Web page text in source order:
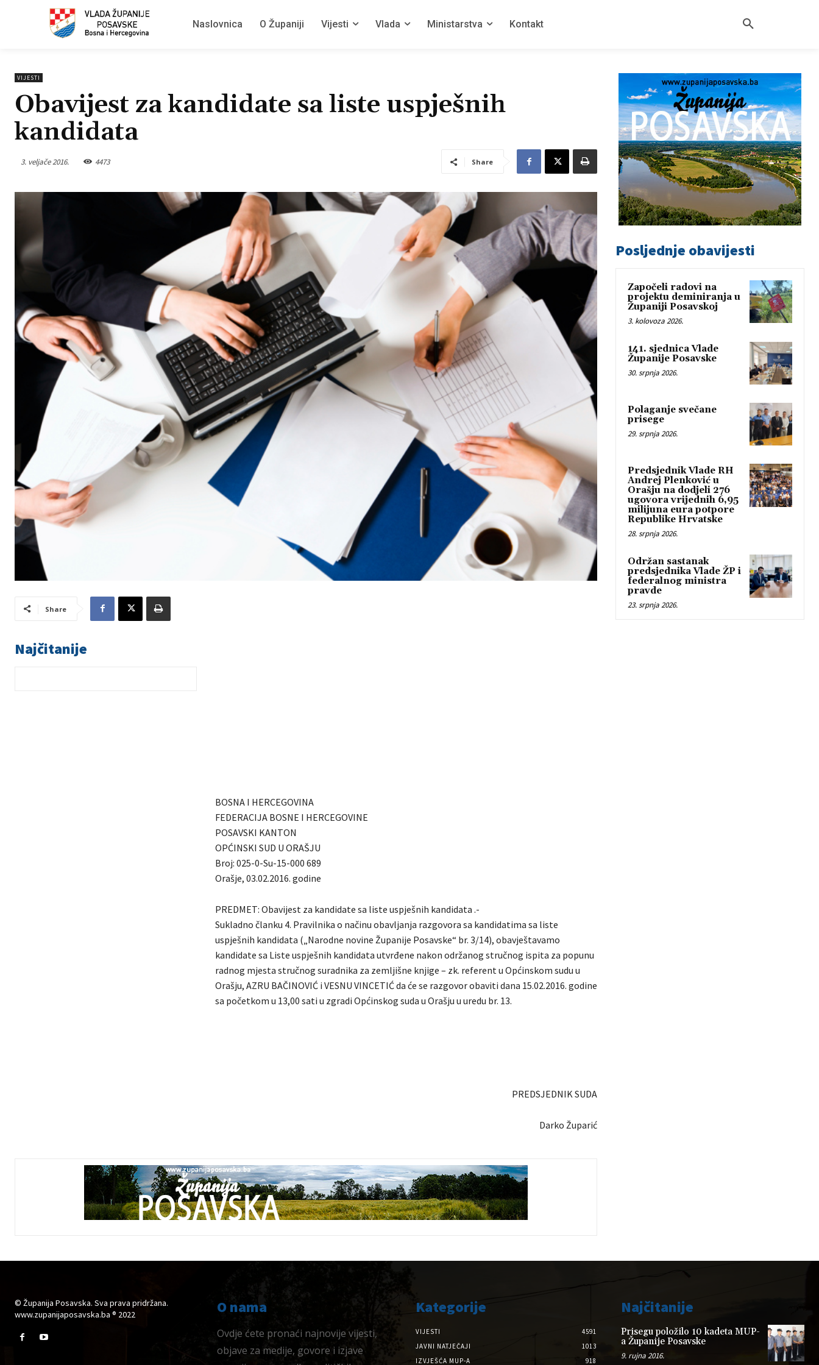
Naslovnica O Županiji Vijesti Vlada Ministarstva Kontakt
VIJESTI
Obavijest za kandidate sa liste uspješnih
kandidata
3. veljače 2016. 4473 Share
Share
Najčitanije
BOSNA I HERCEGOVINA
FEDERACIJA BOSNE I HERCEGOVINE
POSAVSKI KANTON
OPĆINSKI SUD U ORAŠJU
Broj: 025-0-Su-15-000 689
Orašje, 03.02.2016. godine
PREDMET: Obavijest za kandidate sa liste uspješnih kandidata .-
Sukladno članku 4. Pravilnika o načinu obavljanja razgovora sa kandidatima sa liste
uspješnih kandidata („Narodne novine Županije Posavske“ br. 3/14), obavještavamo
kandidate sa Liste uspješnih kandidata utvrđene nakon održanog stručnog ispita za popunu
radnog mjesta stručnog suradnika za zemljišne knjige – zk. referent u Općinskom sudu u
Orašju, AZRU BAČINOVIĆ i VESNU VINCETIĆ da će se razgovor obaviti dana 15.02.2016. godine
sa početkom u 13,00 sati u zgradi Općinskog suda u Orašju u uredu br. 13.
PREDSJEDNIK SUDA
Darko Župarić
Posljednje obavijesti
Započeli radovi na
projektu deminiranja u
Županiji Posavskoj
3. kolovoza 2026.
141. sjednica Vlade
Županije Posavske
30. srpnja 2026.
Polaganje svečane
prisege
29. srpnja 2026.
Predsjednik Vlade RH
Andrej Plenković u
Orašju na dodjeli 276
ugovora vrijednih 6,95
milijuna eura potpore
Republike Hrvatske
28. srpnja 2026.
Održan sastanak
predsjednika Vlade ŽP i
federalnog ministra
pravde
23. srpnja 2026.
© Županija Posavska. Sva prava pridržana.
www.zupanijaposavska.ba ® 2022
O nama
Ovdje ćete pronaći najnovije vijesti,
objave za medije, govore i izjave
Kategorije
VIJESTI
4591
JAVNI NATJEČAJI
1013
IZVJEŠĆA MUP-A
918
Najčitanije
Prisegu položilo 10 kadeta MUP-
a Županije Posavske
9. rujna 2016.